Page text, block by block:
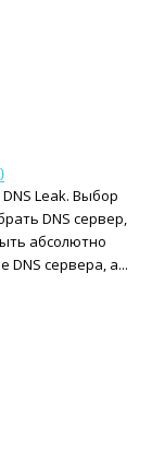
Leak. Выбор
DNS сервер,
абсолютно
DNS сервера, а...